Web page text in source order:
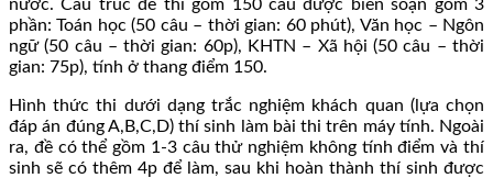
nước. Cấu trúc đề thi gồm 150 câu được biên soạn gồm 3
phần: Toán học (50 câu – thời gian: 60 phút), Văn học – Ngôn
ngữ (50 câu – thời gian: 60p), KHTN – Xã hội (50 câu – thời
gian: 75p), tính ở thang điểm 150.
Hình thức thi dưới dạng trắc nghiệm khách quan (lựa chọn
đáp án đúng A,B,C,D) thí sinh làm bài thi trên máy tính. Ngoài
ra, đề có thể gồm 1-3 câu thử nghiệm không tính điểm và thí
sinh sẽ có thêm 4p để làm, sau khi hoàn thành thí sinh được